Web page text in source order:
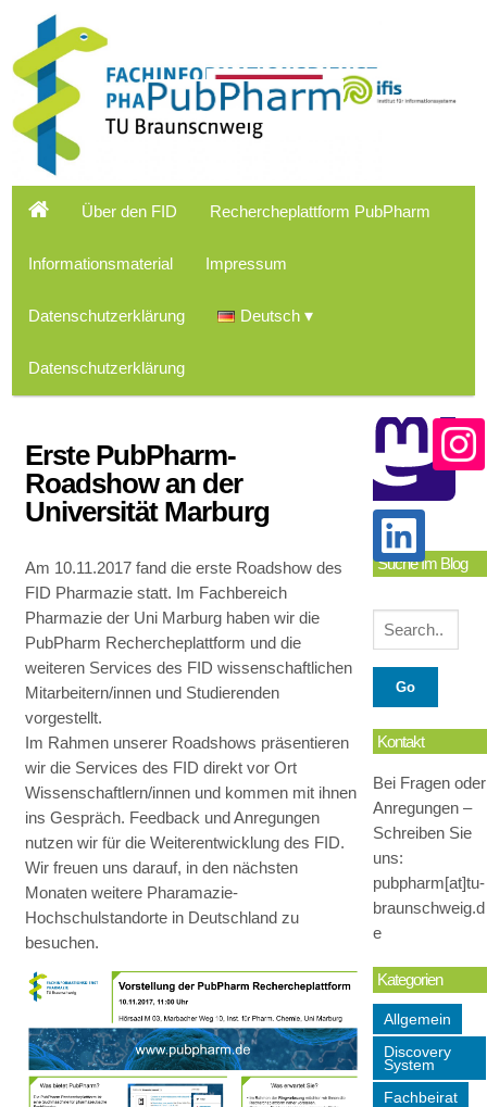
Über den FID Rechercheplattform PubPharm
Informationsmaterial Impressum
Datenschutzerklärung Deutsch
Datenschutzerklärung
Erste PubPharm-
Roadshow an der
Universität Marburg
Am 10.11.2017 fand die erste Roadshow des
FID Pharmazie statt. Im Fachbereich
Pharmazie der Uni Marburg haben wir die
PubPharm Rechercheplattform und die
weiteren Services des FID wissenschaftlichen
Mitarbeitern/innen und Studierenden
vorgestellt.
Im Rahmen unserer Roadshows präsentieren
wir die Services des FID direkt vor Ort
Wissenschaftlern/innen und kommen mit ihnen
ins Gespräch. Feedback und Anregungen
nutzen wir für die Weiterentwicklung des FID.
Wir freuen uns darauf, in den nächsten
Monaten weitere Pharamazie-
Hochschulstandorte in Deutschland zu
besuchen.
Suche Im Blog
Kontakt
Bei Fragen oder
Anregungen –
Schreiben Sie
uns:
pubpharm[at]tu-
braunschweig.d
e
Kategorien
Allgemein
Discovery
System
Fachbeirat